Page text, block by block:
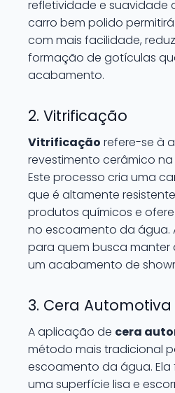
refletividade e suavidade
carro bem polido
com mais facilidade,
formação de gotículas
acabamento.
2. Vitrificação
Vitrificação refere-se à
revestimento cerâmico
Este processo cria uma
que é altamente
produtos químicos e
no escoamento da água.
para quem busca manter
um acabamento de
3. Cera Automotiva
A aplicação de cera
método mais tradicional
escoamento da água.
uma superfície lisa e